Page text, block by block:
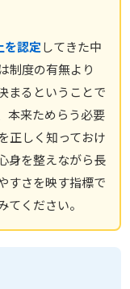
認定してきた中
制度の有無より
まるということで
本来ためらう必要
正しく知っておけ
身を整えながら長
すさを映す指標で
ください。